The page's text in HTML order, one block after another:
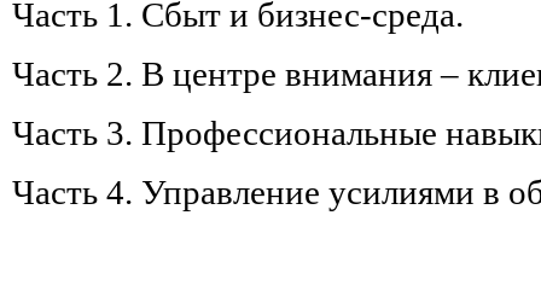
Часть 1. Сбыт и бизнес-среда.
Часть 2. В центре внимания –
Часть 3. Профессиональные
Часть 4. Управление усилиями в